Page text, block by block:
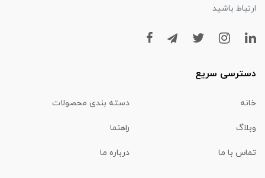
ارتباط باشید
دسترسی سریع
خانه دسته بندی محصولات
وبلاگ راهنما
تماس با ما درباره ما